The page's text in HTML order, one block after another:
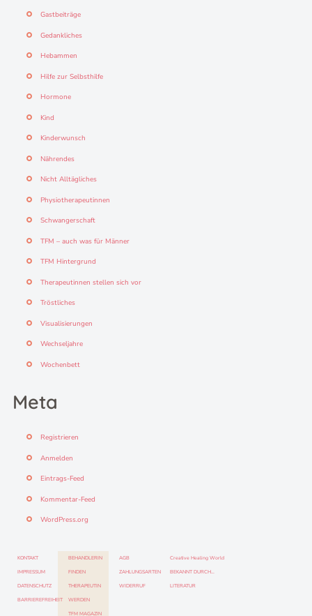
Gastbeiträge
Gedankliches
Hebammen
Hilfe zur Selbsthilfe
Hormone
Kind
Kinderwunsch
Nährendes
Nicht Alltägliches
Physiotherapeutinnen
Schwangerschaft
TFM – auch was für Männer
TFM Hintergrund
Therapeutinnen stellen sich vor
Tröstliches
Visualisierungen
Wechseljahre
Wochenbett
Meta
Registrieren
Anmelden
Eintrags-Feed
Kommentar-Feed
WordPress.org
KONTAKT
IMPRESSUM
DATENSCHUTZ
BARRIEREFREIHEIT
BEHANDLERIN
FINDEN
THERAPEUTIN
WERDEN
TFM MAGAZIN
Creative Healing World
BEKANNT DURCH…
LITERATUR
AGB
ZAHLUNGSARTEN
WIDERRUF